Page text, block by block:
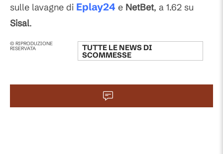
sulle lavagne di Eplay24 e NetBet, a 1.62 su
Sisal.
© RIPRODUZIONE
RISERVATA TUTTE LE NEWS DI
SCOMMESSE